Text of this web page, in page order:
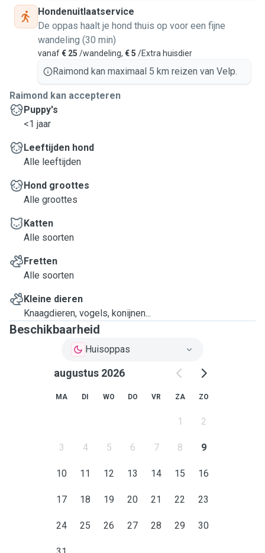
Hondenuitlaatservice
De oppas haalt je hond thuis op voor een fijne
wandeling (30 min)
vanaf€ 25 /wandeling, € 5 /Extra huisdier
Raimond kan maximaal 5 km reizen van Velp.
Raimond kan accepteren
Puppy's
<1 jaar
Leeftijden hond
Alle leeftijden
Hond groottes
Alle groottes
Katten
Alle soorten
Fretten
Alle soorten
Kleine dieren
Knaagdieren, vogels, konijnen...
Beschikbaarheid
Huisoppas
augustus 2026
MA DI WO DO VR ZA ZO
1 2
3 4 5 6 7 8 9
10 11 12 13 14 15 16
17 18 19 20 21 22 23
24 25 26 27 28 29 30